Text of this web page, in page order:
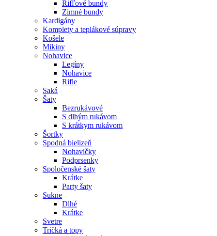
Rifľové bundy
Zimné bundy
Kardigány
Komplety a teplákové súpravy
Košele
Mikiny
Nohavice
Legíny
Nohavice
Rifle
Saká
Šaty
Bezrukávové
S dlhým rukávom
S krátkym rukávom
Šortky
Spodná bielizeň
Nohavičky
Podprsenky
Spoločenské šaty
Krátke
Party šaty
Sukne
Dlhé
Krátke
Svetre
Tričká a topy